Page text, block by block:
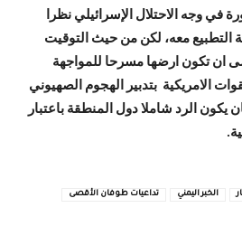
في وجه الاحتلال الإسرائيلي نظرا
التطبيع معه، لكن من حيث التوقيت
ان تكون ارضها مسرحا للمواجهة
الامريكية بتدبير الهجوم الصهيوني
يكون الرد شاملا دول المنطقة باعتبار
الخبر اليمني تداعيات طوفان الأقصى